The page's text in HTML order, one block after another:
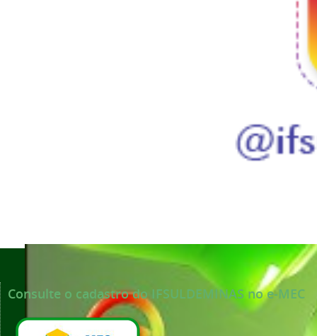
Consulte o cadastro do IFSULDEMINAS no e-MEC